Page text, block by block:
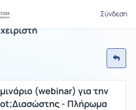
Σύνδεση
(webinar) για την
- Πλήρωμα